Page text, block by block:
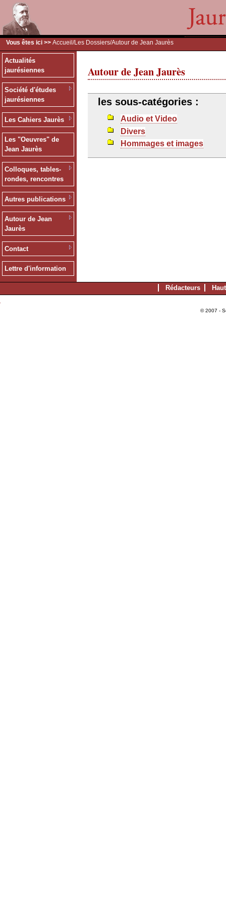
Vous êtes ici >> Accueil /Les Dossiers/Autour de Jean Jaurès
Actualités
jaurésiennes
Société d'études
jaurésiennes
Les Cahiers Jaurès
Les "Oeuvres" de
Jean Jaurès
Colloques, tables-
rondes, rencontres
Autres publications
Autour de Jean
Jaurès
Contact
Lettre d'information
Autour de Jean Jaurès
les sous-catégories :
Audio et Video
Divers
Hommages et images
Rédacteurs
© 2007 -